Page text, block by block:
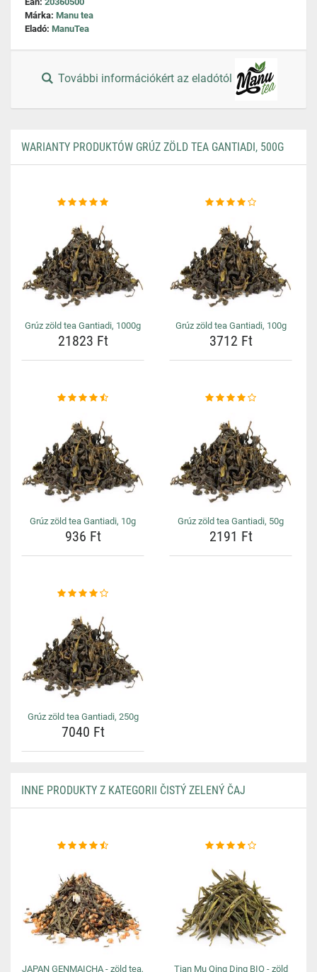
Márka: Manu tea
Eladó: ManuTea
További információkért az eladótól
WARIANTY PRODUKTÓW GRÚZ ZÖLD TEA GANTIADI, 500G
Grúz zöld tea Gantiadi, 1000g
21823 Ft
Grúz zöld tea Gantiadi, 100g
3712 Ft
Grúz zöld tea Gantiadi, 10g
936 Ft
Grúz zöld tea Gantiadi, 50g
2191 Ft
Grúz zöld tea Gantiadi, 250g
7040 Ft
INNE PRODUKTY Z KATEGORII ČISTÝ ZELENÝ ČAJ
JAPAN GENMAICHA - zöld tea, Tian Mu Qing Ding BIO - zöld